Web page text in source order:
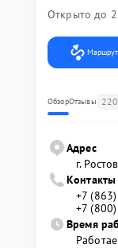
Открыто до
Маршрут
ОбзорОтзывы 220
Адрес
г.
Контакты
+7
+7
Время